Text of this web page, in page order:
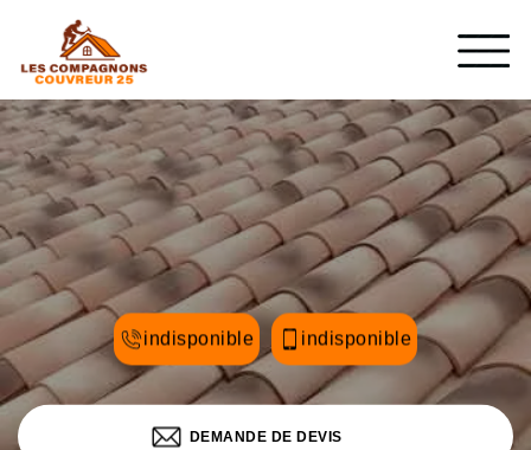
indisponible indisponible
DEMANDE DE DEVIS